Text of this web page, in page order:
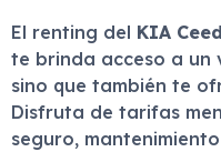
El renting del KIA
te brinda acceso a un
sino que también te
Disfruta de tarifas
seguro,